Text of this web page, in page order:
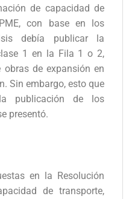
de capacidad de
con base en los
debía publicar la
1 en la Fila 1 o 2,
obras de expansión en
Sin embargo, esto que
publicación de los
presentó.
en la Resolución
de transporte,